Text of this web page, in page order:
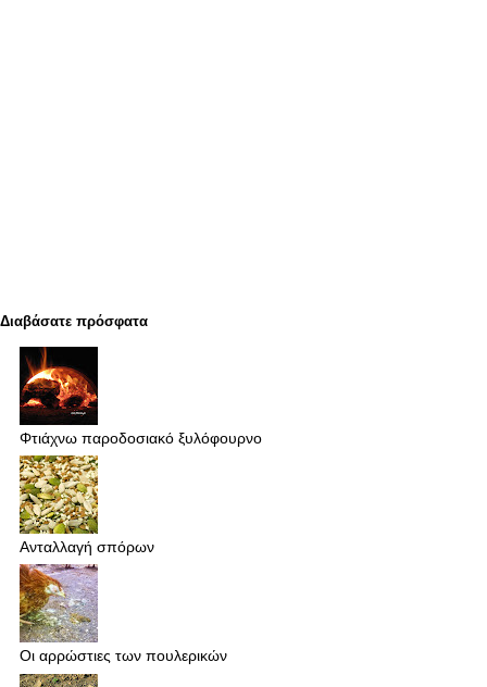
Διαβάσατε πρόσφατα
Φτιάχνω παροδοσιακό ξυλόφουρνο
Ανταλλαγή σπόρων
Οι αρρώστιες των πουλερικών